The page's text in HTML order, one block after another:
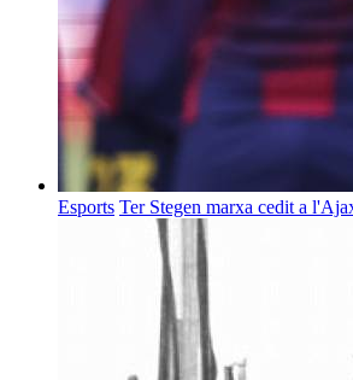
Esports Ter Stegen marxa cedit a